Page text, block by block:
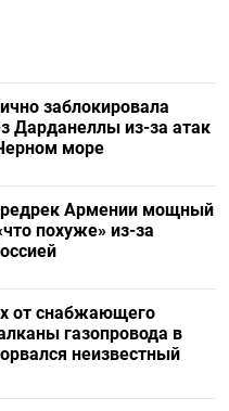
заблокировала
Дарданеллы из-за атак
море
Армении мощный
похуже» из-за
от снабжающего
газопровода в
неизвестный